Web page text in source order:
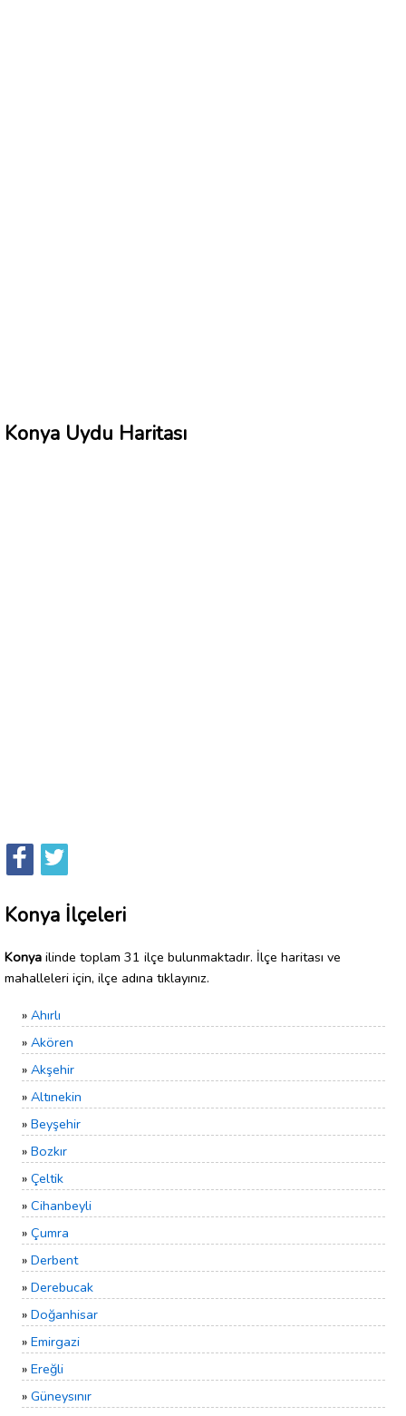
Konya Uydu Haritası
Konya İlçeleri
Konya ilinde toplam 31 ilçe bulunmaktadır. İlçe haritası ve
mahalleleri için, ilçe adına tıklayınız.
» Ahırlı
» Akören
» Akşehir
» Altınekin
» Beyşehir
» Bozkır
» Çeltik
» Cihanbeyli
» Çumra
» Derbent
» Derebucak
» Doğanhisar
» Emirgazi
» Ereğli
» Güneysınır